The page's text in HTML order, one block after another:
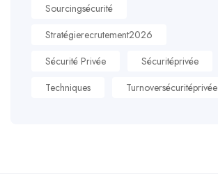
Sourcingsécurité
Stratégierecrutement2026
Sécurité Privée
Sécuritéprivée
Techniques
Turnoversécuritéprivée